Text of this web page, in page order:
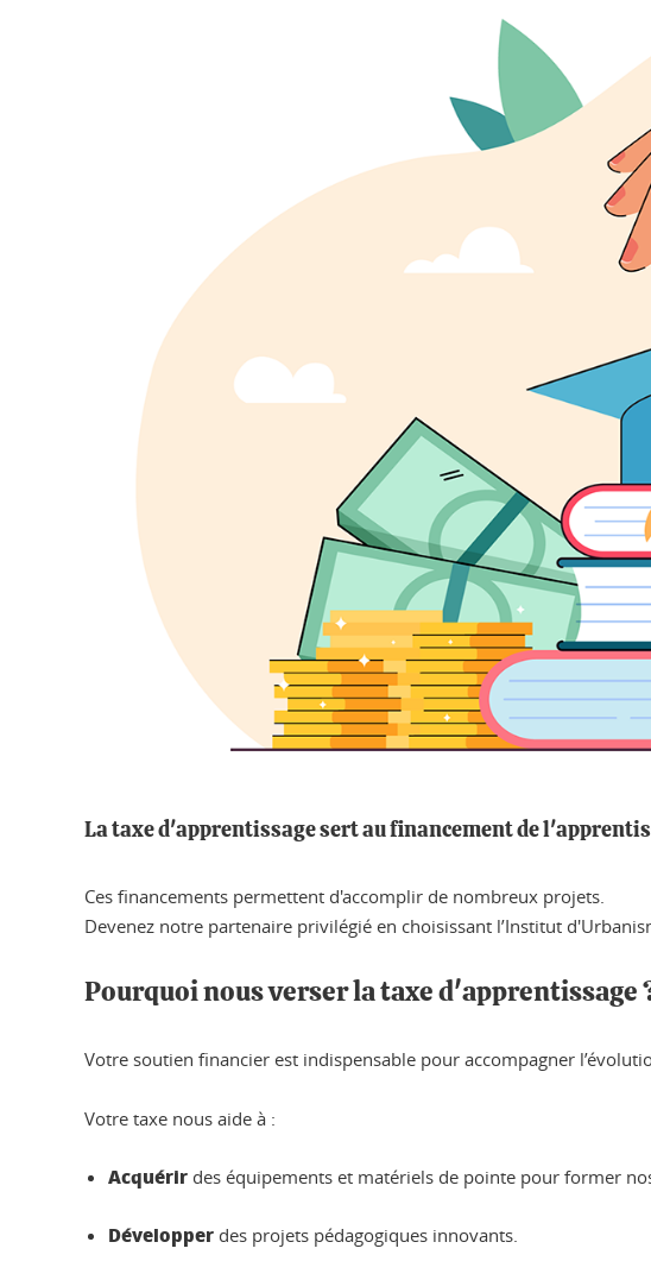
La taxe d'apprentissage sert au financement de
Ces financements permettent d'accomplir de nombreux projets.
Devenez notre partenaire privilégié en choisissant l’Institut
Pourquoi nous verser la taxe d'apprentissage
Votre soutien financier est indispensable pour accompagner
Votre taxe nous aide à :
Acquérir des équipements et matériels de pointe pour former
Développer des projets pédagogiques innovants.